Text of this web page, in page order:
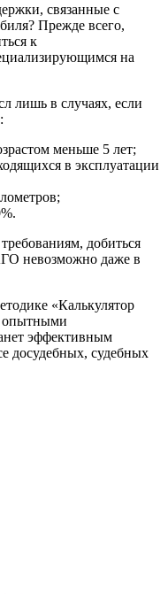
связанные с
Прежде всего,
к
на
лишь в случаях, если
меньше 5 лет;
в эксплуатации
добиться
невозможно даже в
«Калькулятор
опытными
эффективным
досудебных, судебных